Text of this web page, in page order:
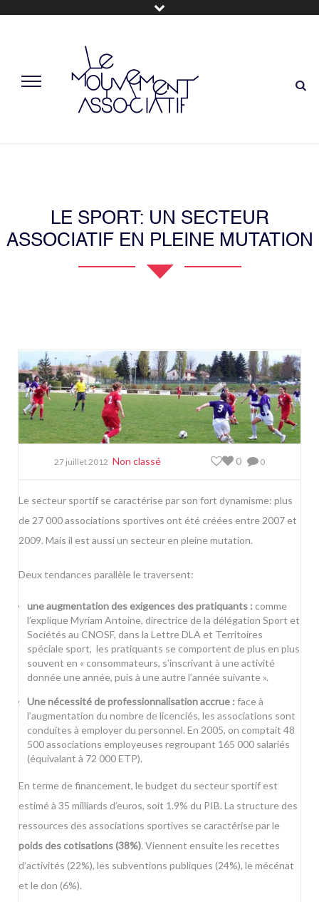
LE SPORT: UN SECTEUR
ASSOCIATIF EN PLEINE MUTATION
27 juillet 2012 Non classé 0
0
Le secteur sportif se caractérise par son fort dynamisme: plus
de 27 000 associations sportives ont été créées entre 2007 et
2009. Mais il est aussi un secteur en pleine mutation.
Deux tendances parallèle le traversent:
une augmentation des exigences des pratiquants : comme
l’explique Myriam Antoine, directrice de la délégation Sport et
Sociétés au CNOSF, dans la Lettre DLA et Territoires
spéciale sport, les pratiquants se comportent de plus en plus
souvent en « consommateurs, s’inscrivant à une activité
donnée une année, puis à une autre l’année suivante ».
Une nécessité de professionnalisation accrue : face à
l’augmentation du nombre de licenciés, les associations sont
conduites à employer du personnel. En 2005, on comptait 48
500 associations employeuses regroupant 165 000 salariés
(équivalant à 72 000 ETP).
En terme de financement, le budget du secteur sportif est
estimé à 35 milliards d’euros, soit 1.9% du PIB. La structure des
ressources des associations sportives se caractérise par le
poids des cotisations (38%). Viennent ensuite les recettes
d’activités (22%), les subventions publiques (24%), le mécénat
et le don (6%).